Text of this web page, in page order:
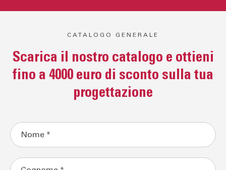
CATALOGO GENERALE
Scarica il nostro catalogo e ottieni
fino a 4000 euro di sconto sulla tua
progettazione